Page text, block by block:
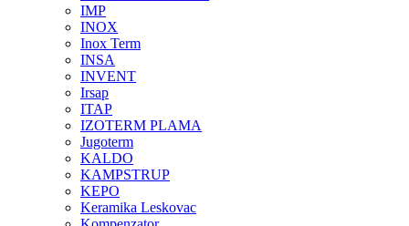
IMP
INOX
Inox Term
INSA
INVENT
Irsap
ITAP
IZOTERM PLAMA
Jugoterm
KALDO
KAMPSTRUP
KEPO
Keramika Leskovac